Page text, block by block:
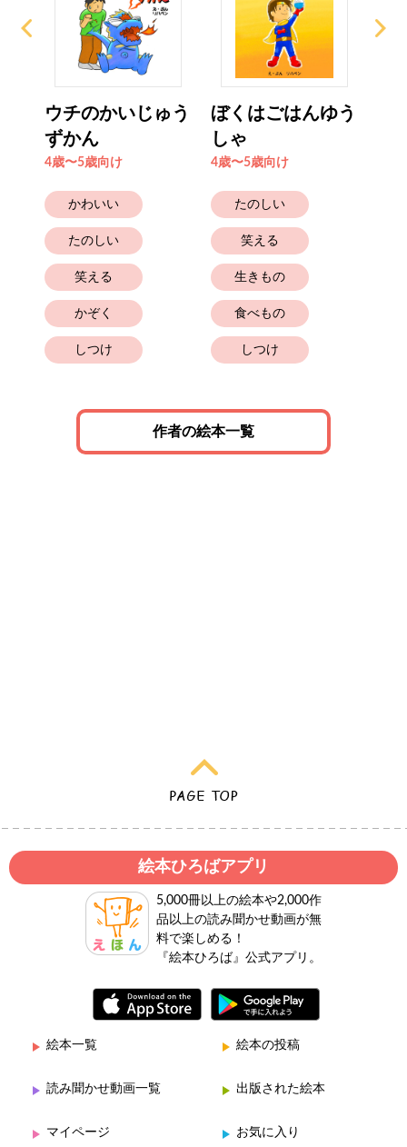
ウチのかいじゅう
ずかん
4歳〜5歳向け
かわいい
たのしい
笑える
かぞく
しつけ
ぼくはごはんゆう
しゃ
4歳〜5歳向け
たのしい
笑える
生きもの
食べもの
しつけ
作者の絵本一覧
絵本ひろばアプリ
5,000冊以上の絵本や2,000作
品以上の読み聞かせ動画が無
料で楽しめる！
『絵本ひろば』公式アプリ。
絵本一覧 絵本の投稿
読み聞かせ動画一覧 出版された絵本
マイページ お気に入り